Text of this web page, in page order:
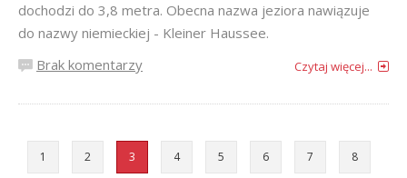
dochodzi do 3,8 metra. Obecna nazwa jeziora nawiązuje
do nazwy niemieckiej - Kleiner Haussee.
Brak komentarzy
Czytaj więcej...
1 2 3 4 5 6 7 8